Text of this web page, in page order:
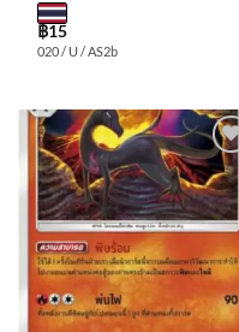
฿15
020 / U / AS2b
Add to
wishlist